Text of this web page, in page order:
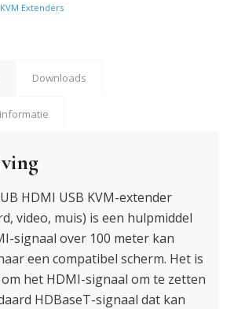
KVM Extenders
Downloads
HDMI USB KVM-extender
video, muis) is een hulpmiddel
signaal over 100 meter kan
een compatibel scherm. Het is
het HDMI-signaal om te zetten
HDBaseT-signaal dat kan